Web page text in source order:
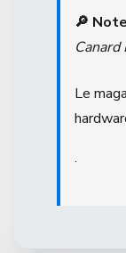
🔎
Canard
Le
.